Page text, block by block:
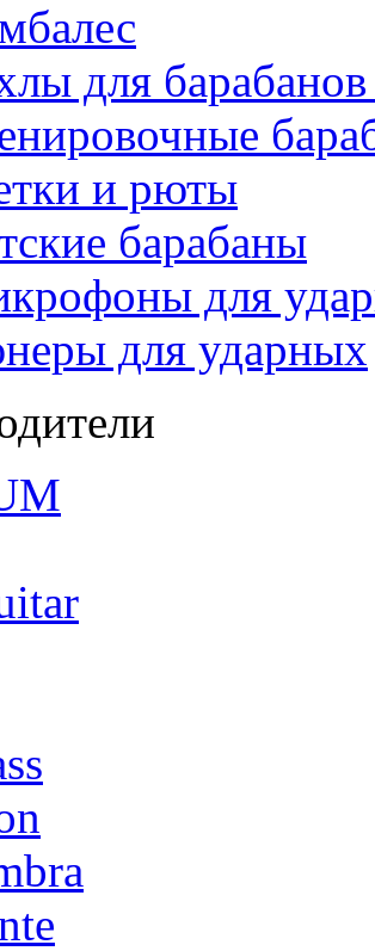
для
и рюты
барабаны
для
для ударных